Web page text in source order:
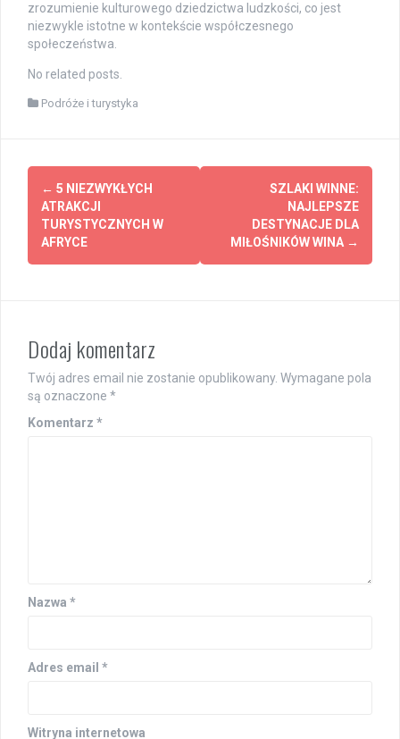
zrozumienie kulturowego dziedzictwa ludzkości, co jest
niezwykle istotne w kontekście współczesnego
społeczeństwa.
No related posts.
Podróże i turystyka
Post
navigation
← 5 NIEZWYKŁYCH
ATRAKCJI
TURYSTYCZNYCH W
AFRYCE
SZLAKI WINNE:
NAJLEPSZE
DESTYNACJE DLA
MIŁOŚNIKÓW WINA →
Dodaj komentarz
Twój adres email nie zostanie opublikowany. Wymagane pola
są oznaczone *
Komentarz *
Nazwa *
Adres email *
Witryna internetowa